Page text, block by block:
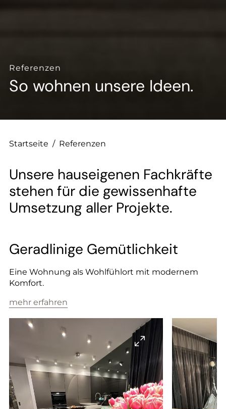
--
--
Referenzen
So wohnen unsere Ideen.
Startseite / Referenzen
Unsere hauseigenen Fachkräfte
stehen für die gewissenhafte
Umsetzung aller Projekte.
Geradlinige Gemütlichkeit
Eine Wohnung als Wohlfühlort mit modernem
Komfort.
mehr erfahren